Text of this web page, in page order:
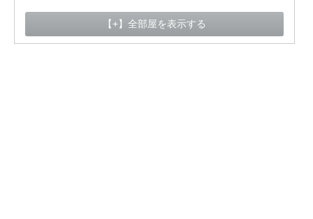
【+】全部屋を表示する